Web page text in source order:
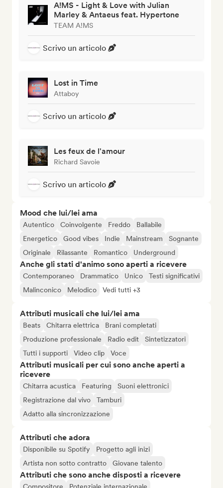
A!MS - Light & Love with Julian
Marley & Antaeus feat. Hypertone
TEAM A!MS
Scrivo un articolo
Lost in Time
Attaboy
Scrivo un articolo
Les feux de l'amour
Richard Savoie
Scrivo un articolo
Mood che lui/lei ama
Autentico Coinvolgente Freddo
Ballabile
Energetico
Good vibes Indie Mainstream
Sognante
Originale
Rilassante Romantico Underground
Anche gli stati d'animo sono aperti a ricevere
Contemporaneo Drammatico Unico
Testi significativi
Malinconico
Melodico Vedi tutti +3
Attributi musicali che lui/lei ama
Beats Chitarra elettrica
Brani completati
Produzione professionale
Radio edit
Sintetizzatori
Tutti i supporti
Video clip Voce
Attributi musicali per cui sono anche aperti a
ricevere
Chitarra acustica Featuring
Suoni elettronici
Registrazione dal vivo
Tamburi
Adatto alla sincronizzazione
Attributi che adora
Disponibile su Spotify
Progetto agli inizi
Artista non sotto contratto
Giovane talento
Attributi che sono anche disposti a ricevere